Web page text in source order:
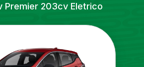
Premier 203cv Eletrico